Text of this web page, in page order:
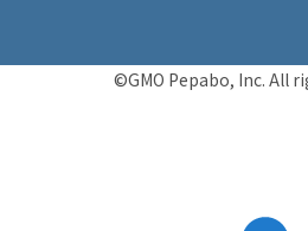
©GMO Pepabo, Inc. All